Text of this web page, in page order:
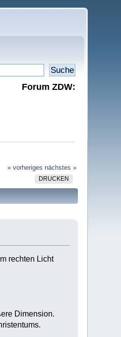
Forum ZDW:
« vorheriges nächstes »
DRUCKEN
rechten Licht
Dimension.